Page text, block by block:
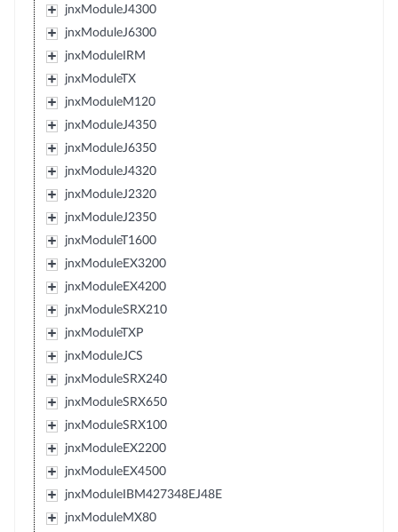
jnxModuleJ4300
jnxModuleJ6300
jnxModuleIRM
jnxModuleTX
jnxModuleM120
jnxModuleJ4350
jnxModuleJ6350
jnxModuleJ4320
jnxModuleJ2320
jnxModuleJ2350
jnxModuleT1600
jnxModuleEX3200
jnxModuleEX4200
jnxModuleSRX210
jnxModuleTXP
jnxModuleJCS
jnxModuleSRX240
jnxModuleSRX650
jnxModuleSRX100
jnxModuleEX2200
jnxModuleEX4500
jnxModuleIBM427348EJ48E
jnxModuleMX80